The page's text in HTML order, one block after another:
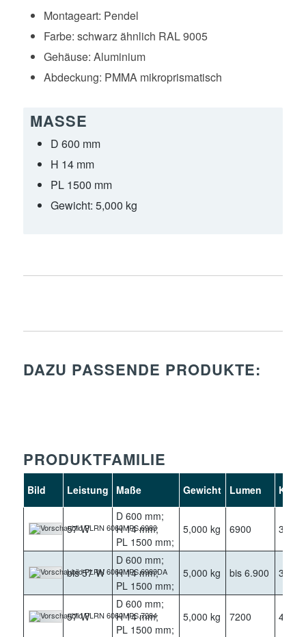
Montageart: Pendel
Farbe: schwarz ähnlich RAL 9005
Gehäuse: Aluminium
Abdeckung: PMMA mikroprismatisch
MASSE
D 600 mm
H 14 mm
PL 1500 mm
Gewicht: 5,000 kg
DAZU PASSENDE PRODUKTE:
PRODUKTFAMILIE
Bild Leistung Maße Gewicht Lumen
57 W
D 600 mm;
H 14 mm;
PL 1500 mm;
5,000 kg 6900 3000
bis 57 W
D 600 mm;
H 14 mm;
PL 1500 mm;
5,000 kg bis 6.900 3000
57 W
D 600 mm;
H 14 mm;
PL 1500 mm;
5,000 kg 7200 4000